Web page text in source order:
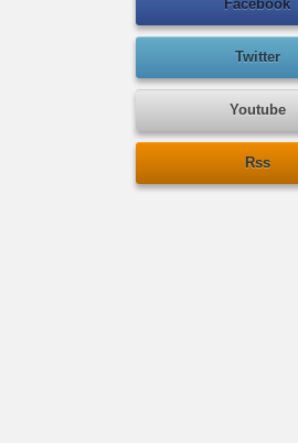
Facebook
Twitter
Youtube
Rss